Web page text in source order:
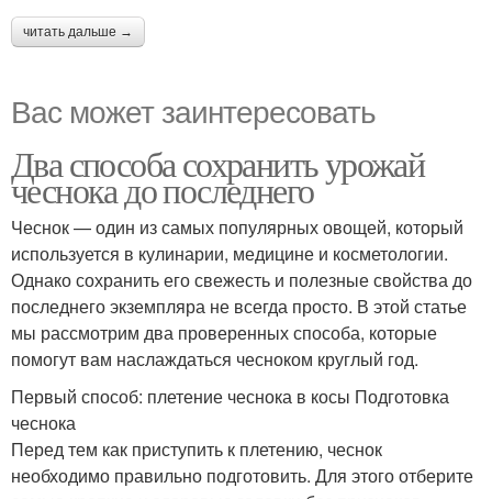
читать дальше →
Вас может заинтересовать
Два способа сохранить урожай
чеснока до последнего
Чеснок — один из самых популярных овощей, который
используется в кулинарии, медицине и косметологии.
Однако сохранить его свежесть и полезные свойства до
последнего экземпляра не всегда просто. В этой статье
мы рассмотрим два проверенных способа, которые
помогут вам наслаждаться чесноком круглый год.
Первый способ: плетение чеснока в косы Подготовка
чеснока
Перед тем как приступить к плетению, чеснок
необходимо правильно подготовить. Для этого отберите